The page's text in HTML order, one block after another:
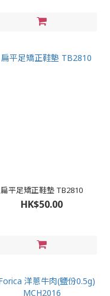
扁平足矯正鞋墊 TB2810
HK$50.00